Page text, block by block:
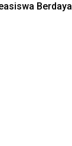
Berdaya